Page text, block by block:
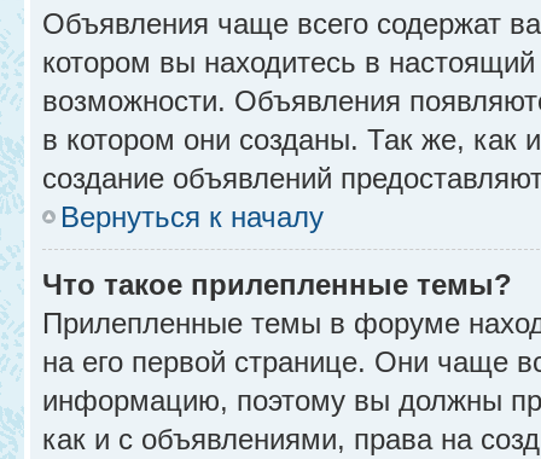
Объявления чаще всего содержат
котором вы находитесь в
возможности. Объявления
в котором они созданы. Так же,
создание объявлений
Вернуться к началу
Что такое прилепленные темы?
Прилепленные темы в форуме
на его первой странице. Они чаще
информацию, поэтому вы должны
как и с объявлениями, права на